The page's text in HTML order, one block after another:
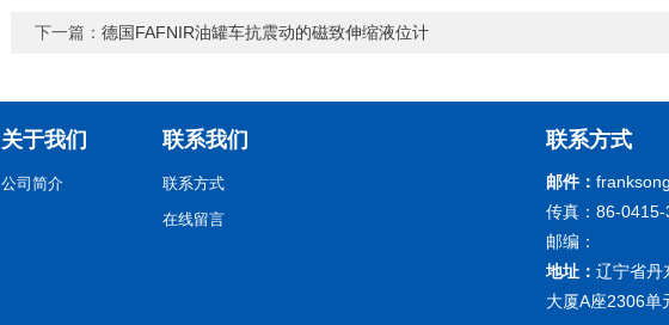
下一篇：德国FAFNIR油罐车抗震动的磁致伸缩液位计
关于我们
公司简介
联系我们
联系方式
在线留言
联系方式
邮件：
传真：86-
邮编：
地址： 辽宁省丹
大厦A座2306单